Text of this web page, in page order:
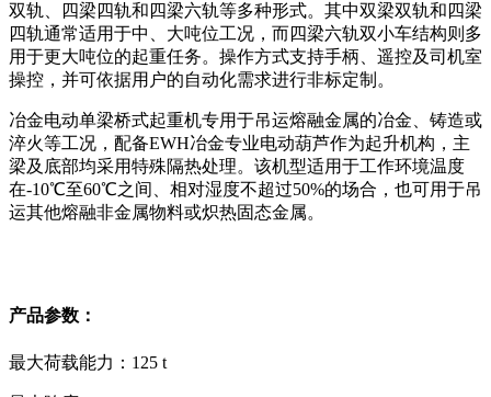
双轨、四梁四轨和四梁六轨等多种形式。其中双梁双轨和四梁
四轨通常适用于中、大吨位工况，而四梁六轨双小车结构则多
用于更大吨位的起重任务。操作方式支持手柄、遥控及司机室
操控，并可依据用户的自动化需求进行非标定制。
冶金电动单梁桥式起重机专用于吊运熔融金属的冶金、铸造或
淬火等工况，配备EWH冶金专业电动葫芦作为起升机构，主
梁及底部均采用特殊隔热处理。该机型适用于工作环境温度
在-10℃至60℃之间、相对湿度不超过50%的场合，也可用于吊
运其他熔融非金属物料或炽热固态金属。
产品参数：
最大荷载能力： 125 t